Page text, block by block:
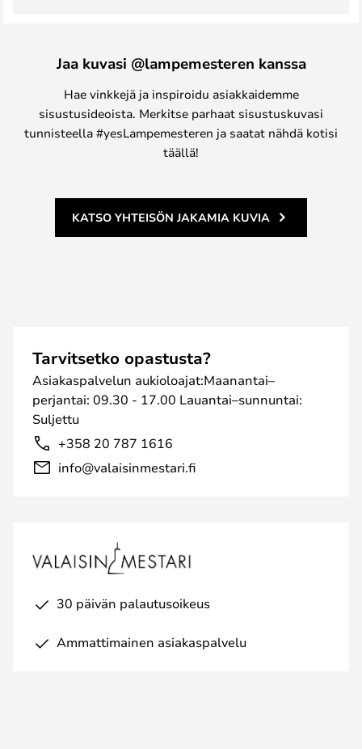
Jaa kuvasi @lampemesteren kanssa
Hae vinkkejä ja inspiroidu asiakkaidemme
sisustusideoista. Merkitse parhaat sisustuskuvasi
tunnisteella #yesLampemesteren ja saatat nähdä kotisi
täällä!
KATSO YHTEISÖN JAKAMIA KUVIA
Tarvitsetko opastusta?
Asiakaspalvelun aukioloajat:Maanantai–
perjantai: 09.30 - 17.00 Lauantai–sunnuntai:
Suljettu
+358 20 787 1616
info@valaisinmestari.fi
30 päivän palautusoikeus
Ammattimainen asiakaspalvelu